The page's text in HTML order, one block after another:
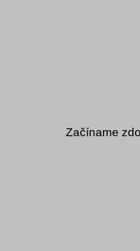
Začíname